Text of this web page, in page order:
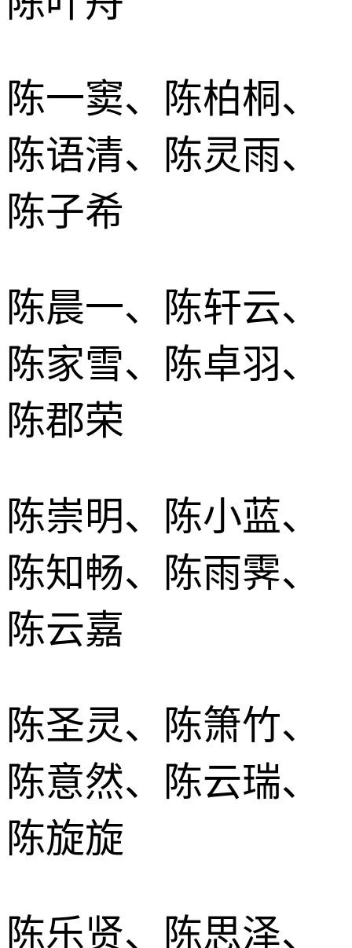
陈一窦、陈柏桐、
陈语清、陈灵雨、
陈子希
陈晨一、陈轩云、
陈家雪、陈卓羽、
陈郡荣
陈崇明、陈小蓝、
陈知畅、陈雨霁、
陈云嘉
陈圣灵、陈箫竹、
陈意然、陈云瑞、
陈旋旋
陈乐贤、陈思泽、